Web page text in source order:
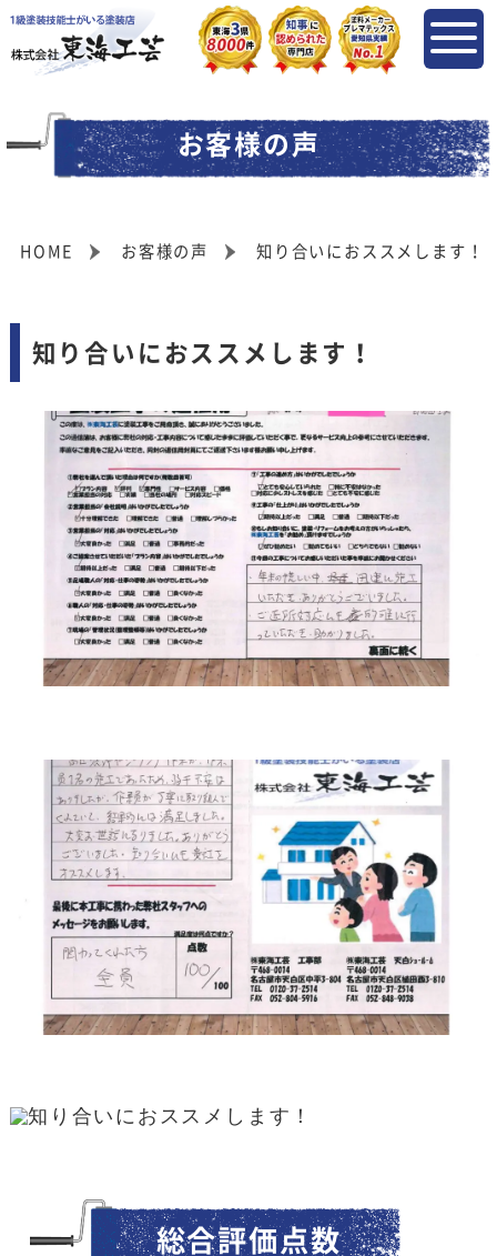
お客様の声
HOME お客様の声 知り合いにおススメします！
知り合いにおススメします！
総合評価点数